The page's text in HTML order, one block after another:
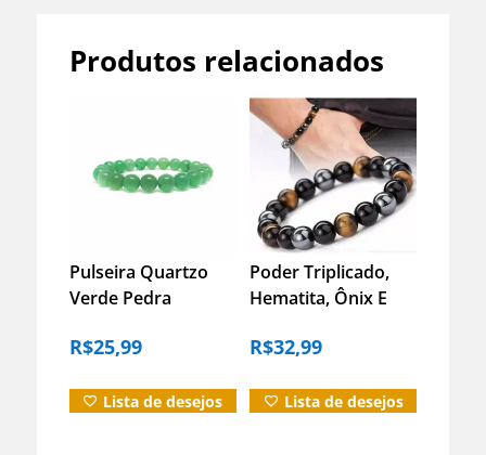
Produtos relacionados
Pulseira Quartzo
Verde Pedra
Saúde Equilíbrio –
R$25,99
Lista de desejos
Poder Triplicado,
Hematita, Ônix E
R$32,99
Lista de desejos